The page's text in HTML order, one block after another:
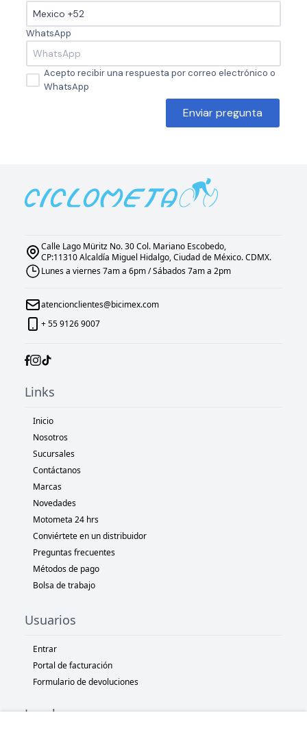
WhatsApp
Acepto recibir una respuesta por correo electrónico o
WhatsApp
Enviar pregunta
Calle Lago Müritz No. 30 Col. Mariano Escobedo,
CP:11310 Alcaldía Miguel Hidalgo, Ciudad de México. CDMX.
Lunes a viernes 7am a 6pm / Sábados 7am a 2pm
atencionclientes@bicimex.com
+ 55 9126 9007
Links
Inicio
Nosotros
Sucursales
Contáctanos
Marcas
Novedades
Motometa 24 hrs
Conviértete en un distribuidor
Preguntas frecuentes
Métodos de pago
Bolsa de trabajo
Usuarios
Entrar
Portal de facturación
Formulario de devoluciones
Legal